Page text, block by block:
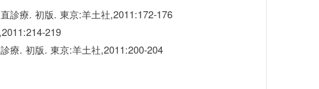
診療. 初版. 東京:羊土社,2011:172-176
219
療. 初版. 東京:羊土社,2011:200-204